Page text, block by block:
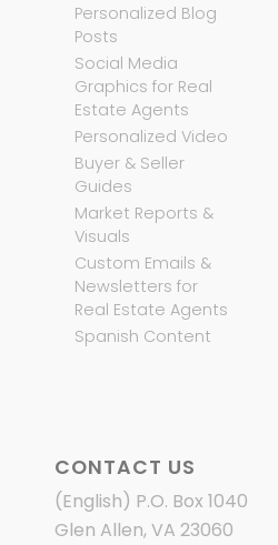
Personalized Blog
Posts
Social Media
Graphics for Real
Estate Agents
Personalized Video
Buyer & Seller
Guides
Market Reports &
Visuals
Custom Emails &
Newsletters for
Real Estate Agents
Spanish Content
CONTACT US
(English) P.O. Box 1040
Glen Allen, VA 23060